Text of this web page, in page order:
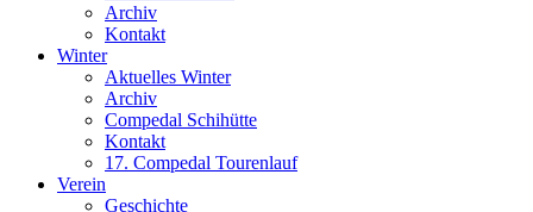
Archiv
Kontakt
Winter
Aktuelles Winter
Archiv
Compedal Schihütte
Kontakt
17. Compedal Tourenlauf
Verein
Geschichte